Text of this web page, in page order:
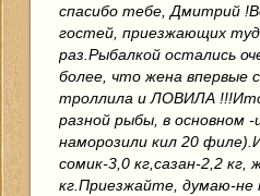
спасибо тебе, Дмитрий
гостей, приезжающих
раз.Рыбалкой остались
более, что жена впервые
троллила и ЛОВИЛА
разной рыбы, в основном
наморозили кил 20
сомик-3,0 кг,сазан-2,2 кг,
кг.Приезжайте, думаю-не